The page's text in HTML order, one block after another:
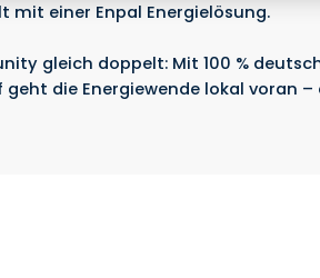
mit einer Enpal Energielösung.
gleich doppelt: Mit 100 %
die Energiewende lokal voran –